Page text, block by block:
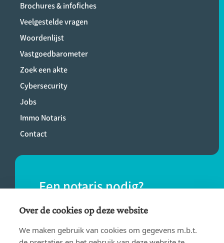
Brochures & infofiches
Veelgestelde vragen
Woordenlijst
Vastgoedbarometer
Zoek een akte
Cybersecurity
Jobs
Immo Notaris
Contact
Een notaris nodig?
Vind eenvoudig een notaris bij jou in de
buurt.
Over de cookies op deze website
We maken gebruik van cookies om gegevens m.b.t.